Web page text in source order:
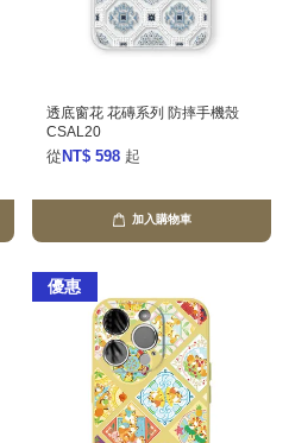
透底窗花 花磚系列 防摔手機殼
CSAL20
從 NT$ 598 起
加入購物車
優惠